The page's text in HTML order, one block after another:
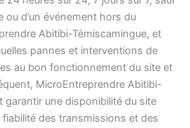
ou d’un événement hors du
Abitibi-Témiscamingue, et
pannes et interventions de
au bon fonctionnement du site et
MicroEntreprendre Abitibi-
garantir une disponibilité du site
des transmissions et des